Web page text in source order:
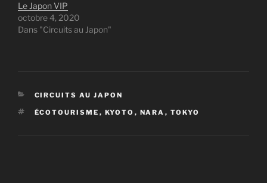
Le Japon VIP
octobre 4, 2020
Dans "Circuits au Japon"
CATÉGORIES
CIRCUITS AU JAPON
ÉTIQUETTES
ÉCOTOURISME , KYOTO , NARA , TOKYO